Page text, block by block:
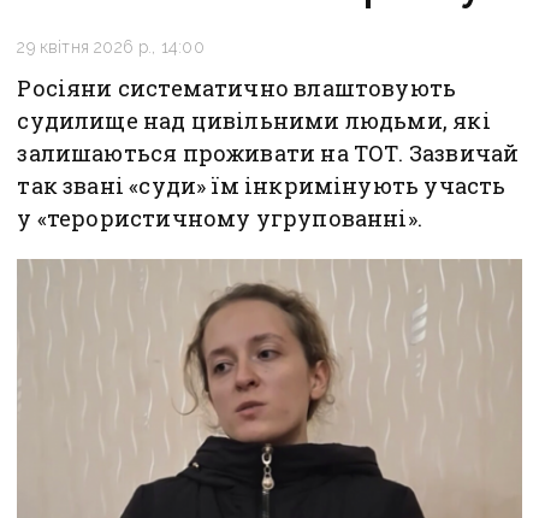
29 квітня 2026 р., 14:00
Росіяни систематично влаштовують
судилище над цивільними людьми, які
залишаються проживати на ТОТ. Зазвичай
так звані «суди» їм інкримінують участь
у «терористичному угрупованні».